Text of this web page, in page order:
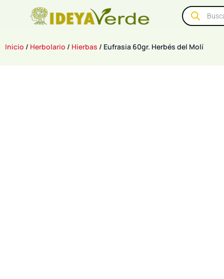
Inicio / Herbolario / Hierbas / Eufrasia 60gr. Herbés del Molí